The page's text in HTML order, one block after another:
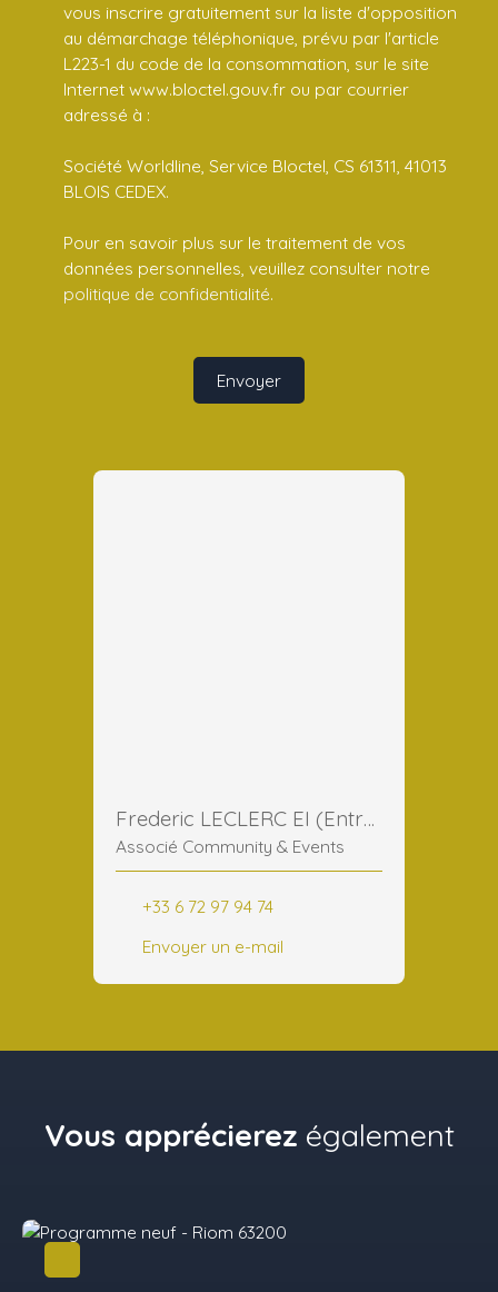
vous inscrire gratuitement sur la liste d'opposition
au démarchage téléphonique, prévu par l'article
L223-1 du code de la consommation, sur le site
Internet www.bloctel.gouv.fr ou par courrier
adressé à :
Société Worldline, Service Bloctel, CS 61311, 41013
BLOIS CEDEX.
Pour en savoir plus sur le traitement de vos
données personnelles, veuillez consulter notre
politique de confidentialité.
Envoyer
Frederic LECLERC EI (Entreprise Individuelle)
Associé Community & Events
+33 6 72 97 94 74
Envoyer un e-mail
Vous apprécierez également